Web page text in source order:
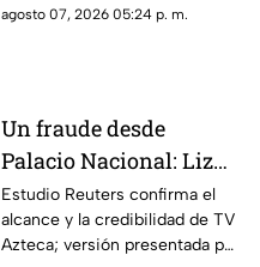
cuerpo de un hombre con
agosto 07, 2026 05:24 p. m.
Un fraude desde
Palacio Nacional: Liz
Vilchis intentó
desvirtuar estudio de
Reuters sobre la
Estudio Reuters confirma el
alcance y la credibilidad de TV
Azteca; versión presentada por